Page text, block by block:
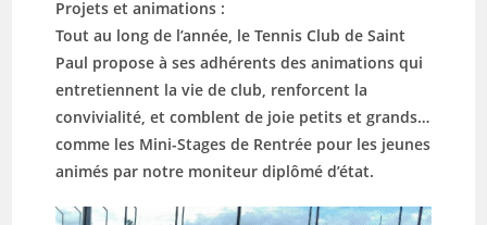
Projets et animations :
Tout au long de l’année, le Tennis Club de Saint
Paul propose à ses adhérents des animations qui
entretiennent la vie de club, renforcent la
convivialité, et comblent de joie petits et grands…
comme les Mini-Stages de Rentrée pour les jeunes
animés par notre moniteur diplômé d’état.